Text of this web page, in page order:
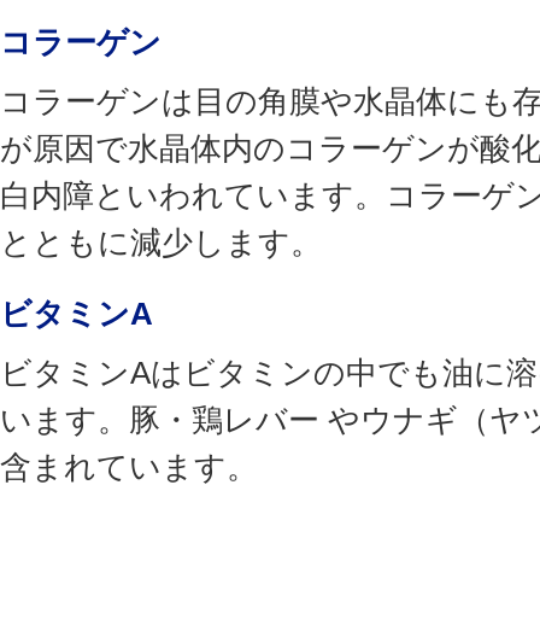
コラーゲン
コラーゲンは目の角膜や水晶体にも
が原因で水晶体内のコラーゲンが酸
白内障といわれています。コラーゲ
とともに減少します。
ビタミンA
ビタミンAはビタミンの中でも油に
います。豚・鶏レバー やウナギ（ヤ
含まれています。